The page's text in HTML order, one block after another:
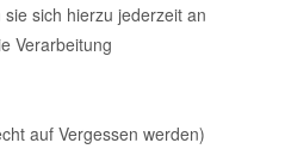
sich hierzu jederzeit an
Verarbeitung
auf Vergessen werden)